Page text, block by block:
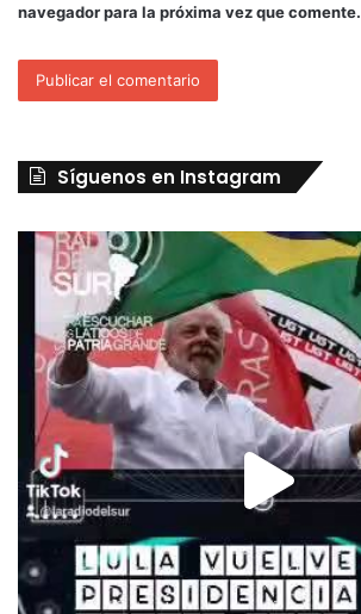
navegador para la próxima vez que comente.
Síguenos en Instagram